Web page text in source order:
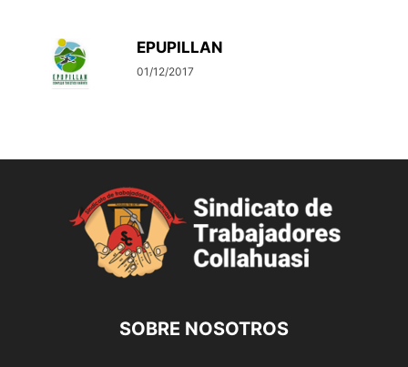
EPUPILLAN
01/12/2017
SOBRE NOSOTROS